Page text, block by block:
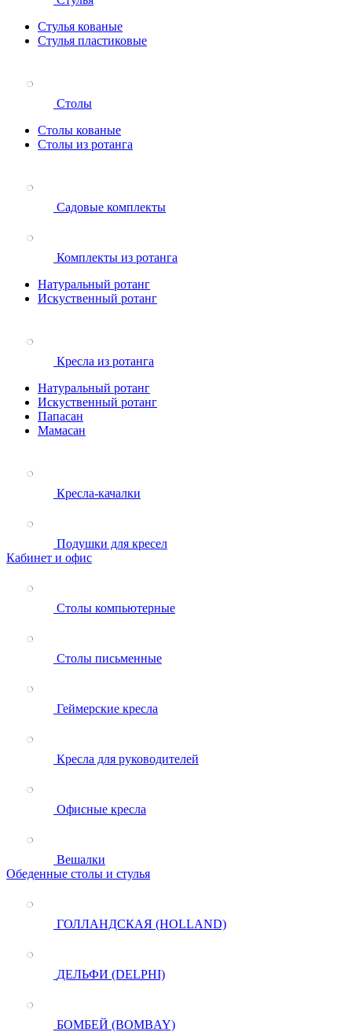
Стулья кованые
Стулья пластиковые
Столы
Столы кованые
Столы из ротанга
Садовые комплекты
Комплекты из ротанга
Натуральный ротанг
Искуственный ротанг
Кресла из ротанга
Натуральный ротанг
Искуственный ротанг
Папасан
Мамасан
Кресла-качалки
Подушки для кресел
Кабинет и офис
Столы компьютерные
Столы письменные
Геймерские кресла
Кресла для руководителей
Офисные кресла
Вешалки
Обеденные столы и стулья
ГОЛЛАНДСКАЯ (HOLLAND)
ДЕЛЬФИ (DELPHI)
БОМБЕЙ (BOMBAY)